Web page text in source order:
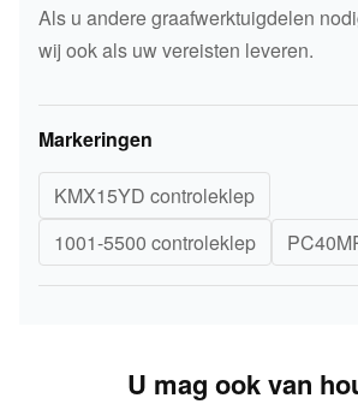
Als u andere graafwerktuigdelen
wij ook als uw vereisten leveren.
Markeringen
KMX15YD controleklep
1001-5500 controleklep
U mag ook van